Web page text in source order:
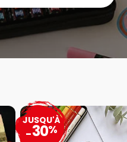
JUSQU'À
-30%